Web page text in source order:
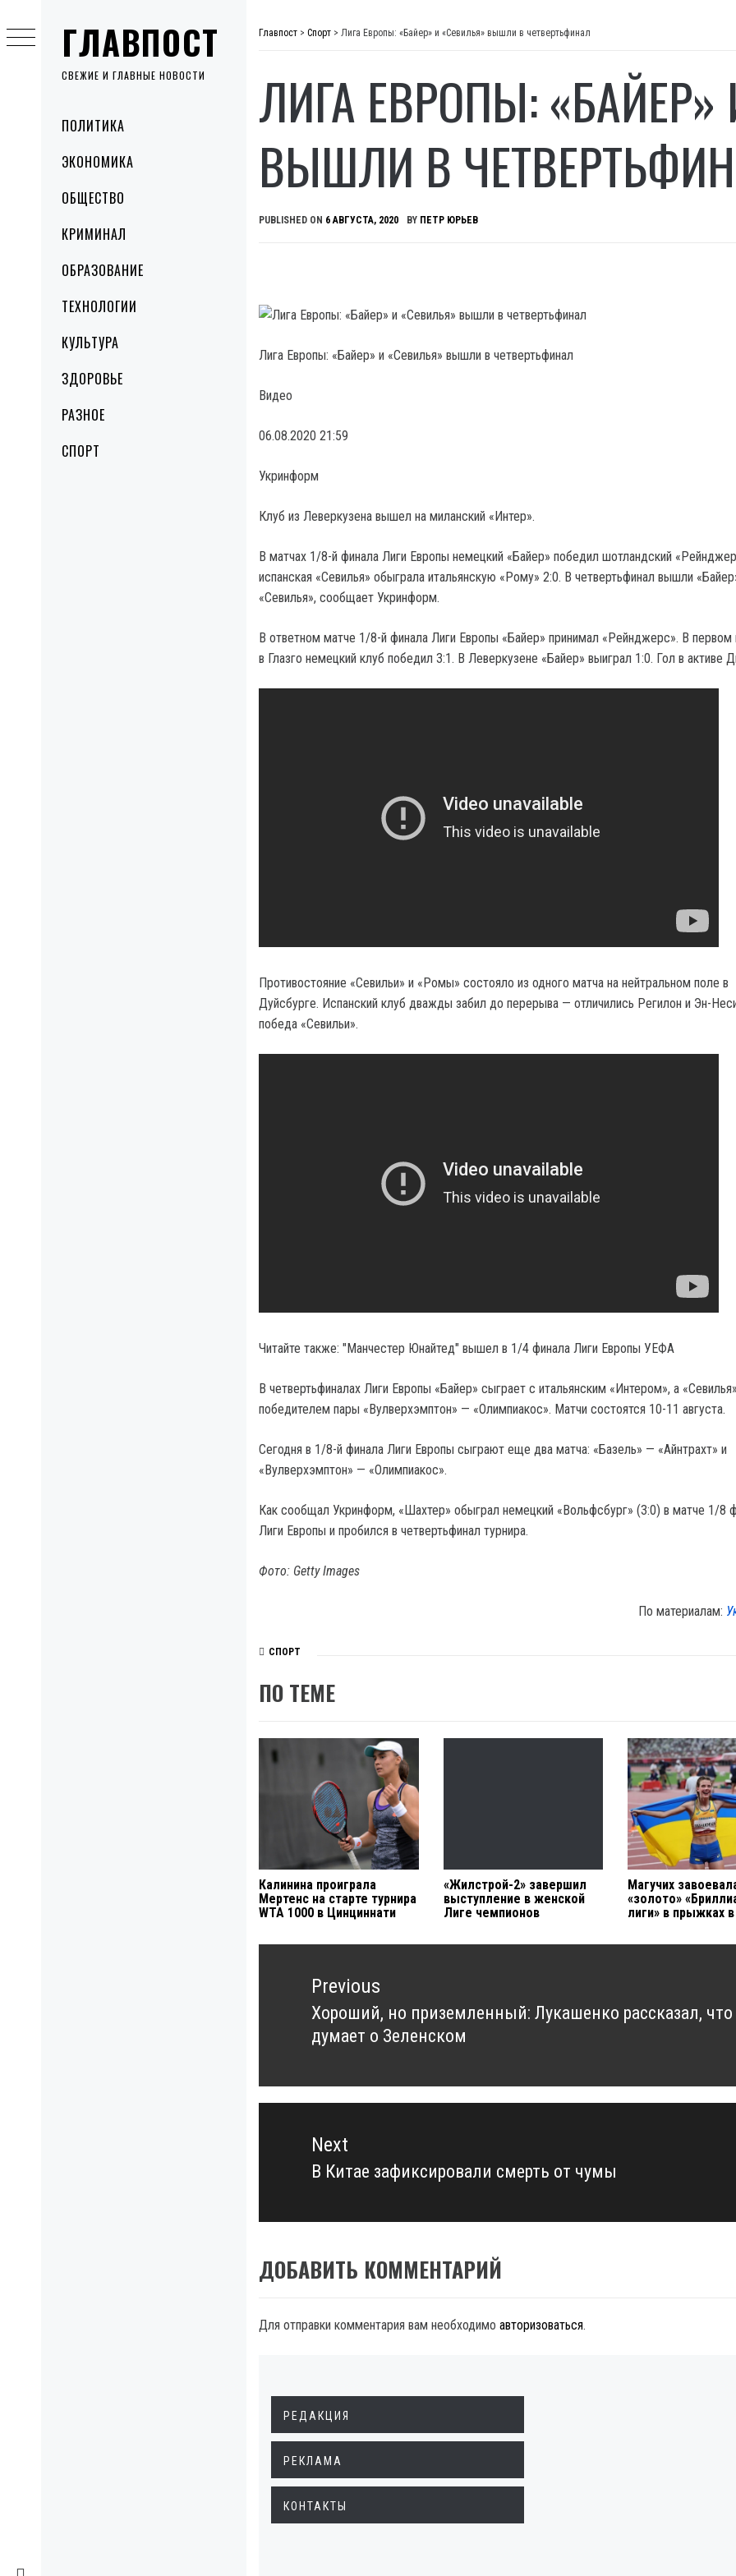
ГЛАВПОСТ
СВЕЖИЕ И ГЛАВНЫЕ НОВОСТИ
MenuПОЛИТИКА
ЭКОНОМИКА
ОБЩЕСТВО
КРИМИНАЛ
ОБРАЗОВАНИЕ
ТЕХНОЛОГИИ
КУЛЬТУРА
ЗДОРОВЬЕ
РАЗНОЕ
СПОРТ
to
content
Главпост > Спорт > Лига Европы: «Байер» и «Севилья» вышли в четвертьфинал
ЛИГА ЕВРОПЫ:
ВЫШЛИ В
PUBLISHED ON 6 АВГУСТА, 2020 BY ПЕТР ЮРЬЕВ
Лига Европы: «Байер» и «Севилья» вышли в четвертьфинал
Видео
06.08.2020 21:59
Укринформ
Клуб из Леверкузена вышел на миланский «Интер».
В матчах 1/8-й финала Лиги Европы немецкий «Байер» победил шотландский
испанская «Севилья» обыграла итальянскую «Рому» 2:0. В четвертьфинал вышли
«Севилья», сообщает Укринформ.
В ответном матче 1/8-й финала Лиги Европы «Байер» принимал «Рейнджерс». В первом
в Глазго немецкий клуб победил 3:1. В Леверкузене «Байер» выиграл 1:0. Гол в активе
Противостояние «Севильи» и «Ромы» состояло из одного матча на нейтральном поле в
Дуйсбурге. Испанский клуб дважды забил до перерыва — отличились Регилон и Эн-
победа «Севильи».
Читайте также: "Манчестер Юнайтед" вышел в 1/4 финала Лиги Европы УЕФА
В четвертьфиналах Лиги Европы «Байер» сыграет с итальянским «Интером», а
победителем пары «Вулверхэмптон» — «Олимпиакос». Матчи состоятся 10-11 августа.
Сегодня в 1/8-й финала Лиги Европы сыграют еще два матча: «Базель» — «Айнтрахт» и
«Вулверхэмптон» — «Олимпиакос».
Как сообщал Укринформ, «Шахтер» обыграл немецкий «Вольфсбург» (3:0) в матче 1/8
Лиги Европы и пробился в четвертьфинал турнира.
Фото: Getty Images
По материалам:
СПОРТ
ПО ТЕМЕ
Калинина проиграла
Мертенс на старте турнира
WTA 1000 в Цинциннати
«Жилстрой-2» завершил
выступление в женской
Лиге чемпионов
Магучих
«золото»
лиги» в прыжках
Навигация
записямPrevious
Previous
post:
Хороший, но приземленный: Лукашенко рассказал, что
думает о Зеленском
Next
Next
В Китае зафиксировали смерть от чумы
ДОБАВИТЬ КОММЕНТАРИЙ
Для отправки комментария вам необходимо авторизоваться.
РЕДАКЦИЯ
РЕКЛАМА
КОНТАКТЫ